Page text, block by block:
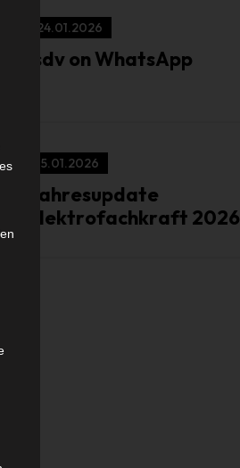
24.01.2026
isdv on WhatsApp
15.01.2026
Jahresupdate
Elektrofachkraft 2026